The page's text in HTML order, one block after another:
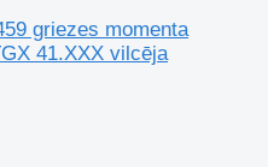
griezes momenta
41.XXX vilcēja